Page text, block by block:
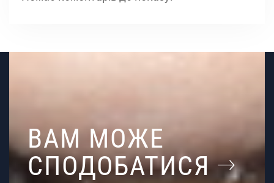
ВАМ МОЖЕ
СПОДОБАТИСЯ